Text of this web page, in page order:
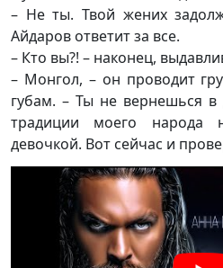
– Не ты. Твой жених
Айдаров ответит за все.
– Кто вы?! – наконец,
– Монгол, – он проводит
губам. – Ты не вернешься
традиции моего народа
девочкой. Вот сейчас и